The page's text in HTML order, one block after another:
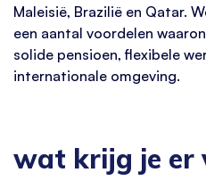
Maleisië, Brazilië en Qatar.
een aantal voordelen
solide pensioen, flexibele
internationale omgeving.
wat krijg je er